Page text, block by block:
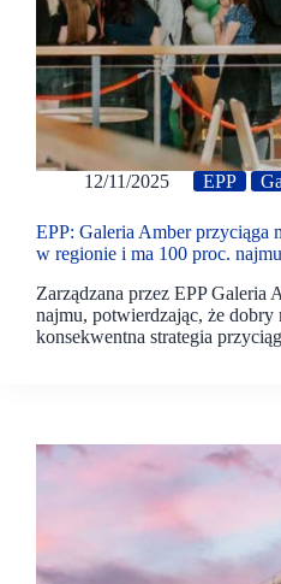
12/11/2025 EPP
EPP: Galeria Amber przyciąga
w regionie i ma 100 proc. najmu
Zarządzana przez EPP Galeria
najmu, potwierdzając, że dobry
konsekwentna strategia